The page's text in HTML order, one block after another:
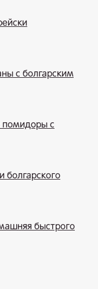
с болгарским
помидоры с
болгарского
быстрого